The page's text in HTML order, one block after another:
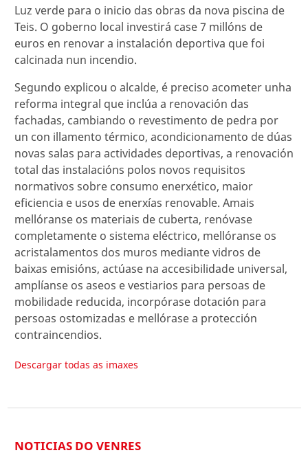
Luz verde para o inicio das obras da nova piscina de
Teis. O goberno local investirá case 7 millóns de
euros en renovar a instalación deportiva que foi
calcinada nun incendio.
Segundo explicou o alcalde, é preciso acometer unha
reforma integral que inclúa a renovación das
fachadas, cambiando o revestimento de pedra por
un con illamento térmico, acondicionamento de dúas
novas salas para actividades deportivas, a renovación
total das instalacións polos novos requisitos
normativos sobre consumo enerxético, maior
eficiencia e usos de enerxías renovable. Amais
mellóranse os materiais de cuberta, renóvase
completamente o sistema eléctrico, mellóranse os
acristalamentos dos muros mediante vidros de
baixas emisións, actúase na accesibilidade universal,
amplíanse os aseos e vestiarios para persoas de
mobilidade reducida, incorpórase dotación para
persoas ostomizadas e mellórase a protección
contraincendios.
Descargar todas as imaxes
NOTICIAS DO VENRES